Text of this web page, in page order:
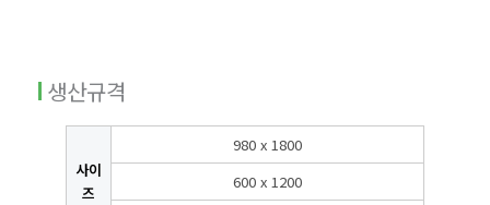
생산규격
사이
즈
980 x 1800
600 x 1200